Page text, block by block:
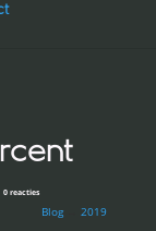
0 reacties
Blog →2019